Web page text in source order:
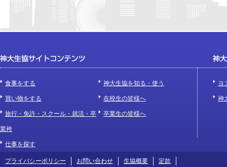
食事をする
買い物をする
旅行・免許・スクール・就活・卒
業袴
仕事を探す
神大生協を知る・使う
在校生の皆様へ
卒業生の皆様へ
ヨ
神
プライバシーポリシー お問い合わせ 生協概要 定款